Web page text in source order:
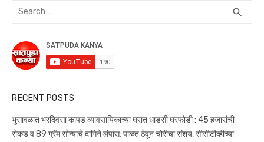
Search
search
RECENT POSTS
भुसावळात भरदिवसा कापड व्यावसायिकाच्या घरात धाडसी घरफोडी : 45 हजारांची
रोकड व 89 ग्रॅम सोन्याचे दागिने लंपास; पाळत ठेवून चोरीचा संशय, सीसीटीव्हीच्या